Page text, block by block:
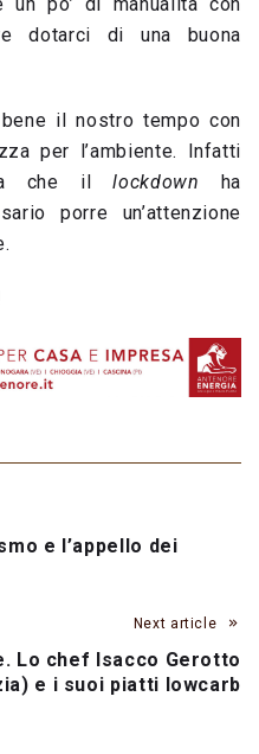
dotarci di una buona
il nostro tempo con
per l’ambiente. Infatti
che illockdown ha
porre un’attenzione
e l’appello dei
Next article
Lo chef Isacco Gerotto
e i suoi piatti lowcarb